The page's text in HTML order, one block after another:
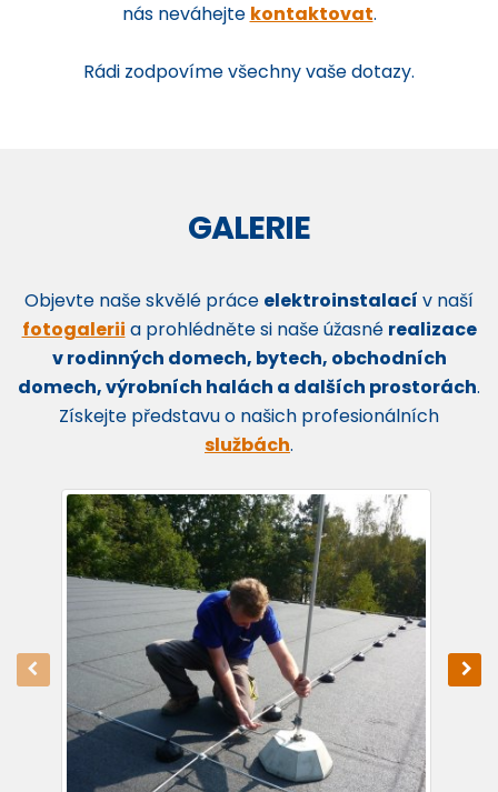
nás neváhejte kontaktovat.
Rádi zodpovíme všechny vaše dotazy.
GALERIE
Objevte naše skvělé práce elektroinstalací v naší
fotogalerii a prohlédněte si naše úžasné realizace
v rodinných domech, bytech, obchodních
domech, výrobních halách a dalších prostorách.
Získejte představu o našich profesionálních
službách.